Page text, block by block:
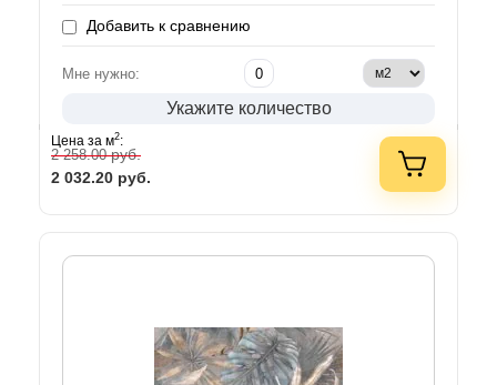
Добавить к сравнению
Мне нужно:
Укажите количество
Цена за м2:
2 258.00руб.
2 032.20 руб.